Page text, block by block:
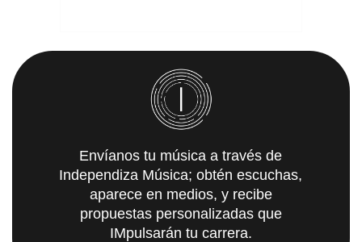
Envíanos tu música a través de
Independiza Música; obtén escuchas,
aparece en medios, y recibe
propuestas personalizadas que
IMpulsarán tu carrera.